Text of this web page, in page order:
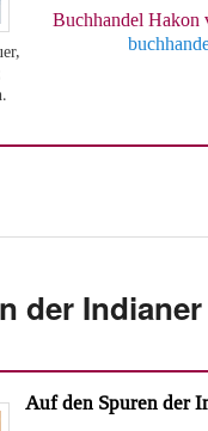
Buchhandel Hakon
der Indianer
Auf den Spuren der